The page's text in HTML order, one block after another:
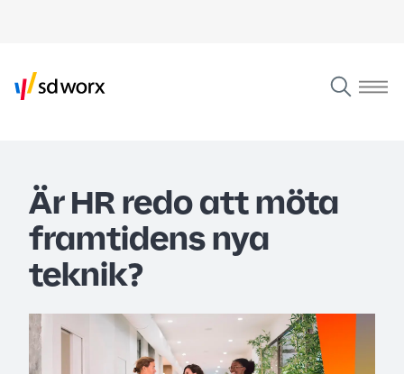
Är HR redo att möta
framtidens nya
teknik?